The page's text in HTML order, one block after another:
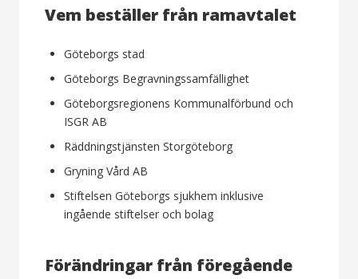
Vem beställer från ramavtalet
Göteborgs stad
Göteborgs Begravningssamfällighet
Göteborgsregionens Kommunalförbund och
ISGR AB
Räddningstjänsten Storgöteborg
Gryning Vård AB
Stiftelsen Göteborgs sjukhem inklusive
ingående stiftelser och bolag
Förändringar från föregående